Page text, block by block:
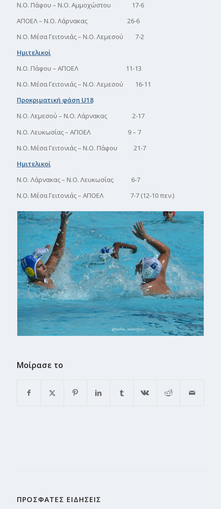
N.O. Πάφου – Ν.Ο. Αμμοχώστου 17-6
ΑΠΟΕΛ – Ν.Ο. Λάρνακας 26-6
Ν.Ο. Μέσα Γειτονιάς – Ν.Ο. Λεμεσού 7-2
Ημιτελικοί
Ν.Ο. Πάφου – ΑΠΟΕΛ 11-13
Ν.Ο. Μέσα Γειτονιάς – Ν.Ο. Λεμεσού 16-11
Προκριματική φάση U18
Ν.Ο. Λεμεσού – Ν.Ο. Λάρνακας 2-17
Ν.Ο. Λευκωσίας – ΑΠΟΕΛ 9 – 7
Ν.Ο. Μέσα Γειτονιάς – Ν.Ο. Πάφου 21-7
Ημιτελικοί
Ν.Ο. Λάρνακας – Ν.Ο. Λευκωσίας 6-7
Ν.Ο. Μέσα Γειτονιάς – ΑΠΟΕΛ 7-7 (12-10 πεν.)
Μοίρασε το
ΠΡΟΣΦΑΤΕΣ ΕΙΔΗΣΕΙΣ